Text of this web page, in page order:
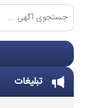
تبلیغات